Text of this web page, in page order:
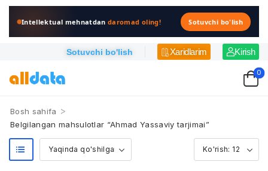
Intellektual mehnatdandaromad oling! Sotuvchi bo'lish
Sotuvchi bo'lish Xaridlarim Kirish
0
Bosh sahifa >
Belgilangan mahsulotlar “Ahmad Yassaviy tarjimai”